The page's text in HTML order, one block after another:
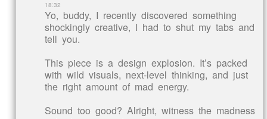
18:32
Yo, buddy, I recently discovered something
shockingly creative, I had to shut my tabs and
tell you.
This piece is a design explosion. It’s packed
with wild visuals, next-level thinking, and just
the right amount of mad energy.
Sound too good? Alright, witness the madness